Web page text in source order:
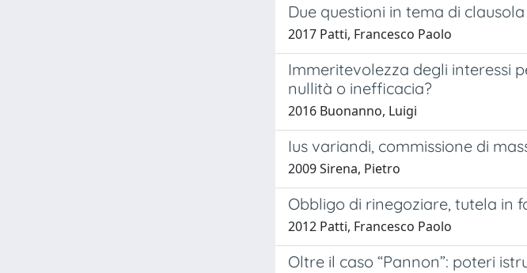
Due questioni in tema di
2017 Patti, Francesco Paolo
Immeritevolezza degli interessi
nullità o inefficacia?
2016 Buonanno, Luigi
Ius variandi, commissione di
2009 Sirena, Pietro
Obbligo di rinegoziare, tutela in
2012 Patti, Francesco Paolo
Oltre il caso “Pannon”: poteri